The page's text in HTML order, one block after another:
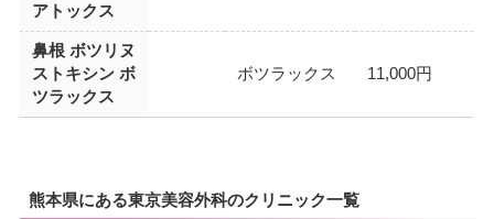
アトックス
鼻根 ボツリヌ
ストキシン ボ
ツラックス
ボツラックス 11,000円
熊本県にある東京美容外科のクリニック一覧